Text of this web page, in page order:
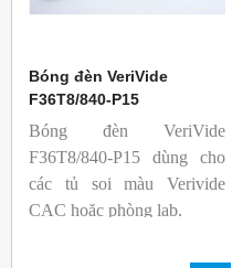
Bóng đèn VeriVide
F36T8/840-P15
Bóng đèn VeriVide
F36T8/840-P15 dùng cho
các tủ soi màu Verivide
CAC hoặc phòng lab.